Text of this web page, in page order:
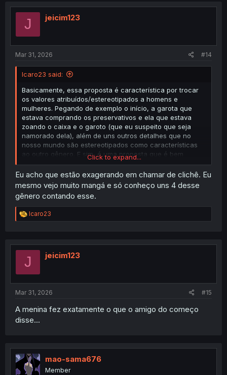
J jeicim123
Mar 31, 2026 #14
Icaro23 said:
Basicamente, essa proposta é característica por trocar
os valores atribuídos/estereotipados a homens e
mulheres. Pegando de exemplo o início, a garota que
estava comprando os preservativos e ela que estava
zoando o caixa e o garoto (que eu suspeito que seja
namorado dela), além de uns outros detalhes que no
nosso mundo são estereotipados como características
ao outro gênero. E sim, é uma proposta que é bem
comum (não num nível isekai mas ainda comum).
Click to expand...
Eu acho que estão exagerando em chamar de clichê. Eu
mesmo vejo muito mangá e só conheço uns 4 desse
gênero contando esse.
R
e
t
Icaro23
J jeicim123
Mar 31, 2026 #15
A menina fez exatamente o que o amigo do começo
disse...
mao-sama676
Member